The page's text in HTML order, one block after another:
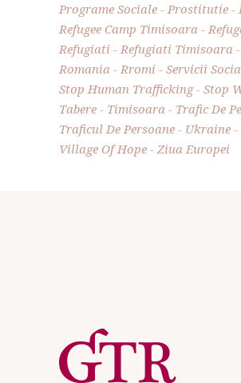
Programe Sociale
Prostitutie
Refugee Camp Timisoara
Refugiati
Refugiati Timisoara
Romania
Rromi
Servicii
Stop Human Trafficking
Stop
Tabere
Timisoara
Trafic De
Traficul De Persoane
Ukraine
Village Of Hope
Ziua Europei